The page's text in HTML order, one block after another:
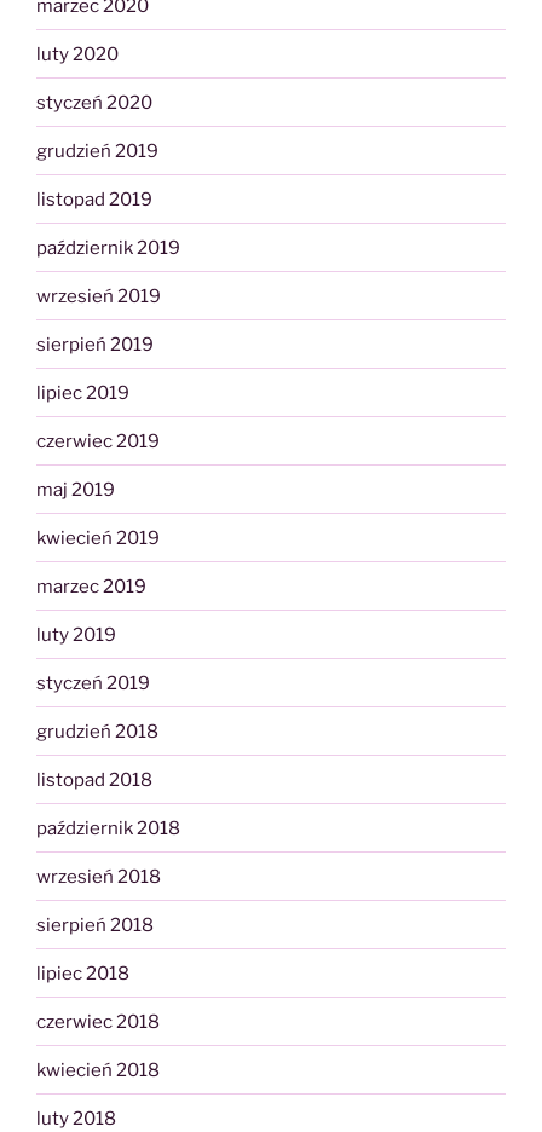
marzec 2020
luty 2020
styczeń 2020
grudzień 2019
listopad 2019
październik 2019
wrzesień 2019
sierpień 2019
lipiec 2019
czerwiec 2019
maj 2019
kwiecień 2019
marzec 2019
luty 2019
styczeń 2019
grudzień 2018
listopad 2018
październik 2018
wrzesień 2018
sierpień 2018
lipiec 2018
czerwiec 2018
kwiecień 2018
luty 2018